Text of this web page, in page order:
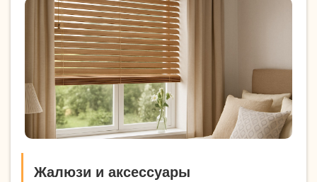
Жалюзи и аксессуары